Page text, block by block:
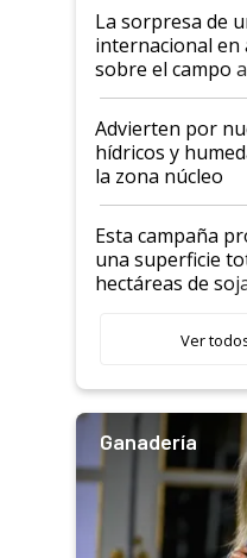
La sorpresa de
internacional
sobre el campo
"Estoy muy
Advierten por
hídricos y
la zona núcleo
Esta campaña
una superficie
hectáreas de
variedades que
salto
Ver
Ganadería